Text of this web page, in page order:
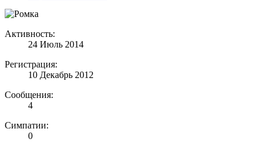
Активность:
24 Июль 2014
Регистрация:
10 Декабрь 2012
Сообщения:
4
Симпатии:
0